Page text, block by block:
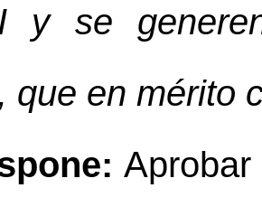
y se
que en mérito